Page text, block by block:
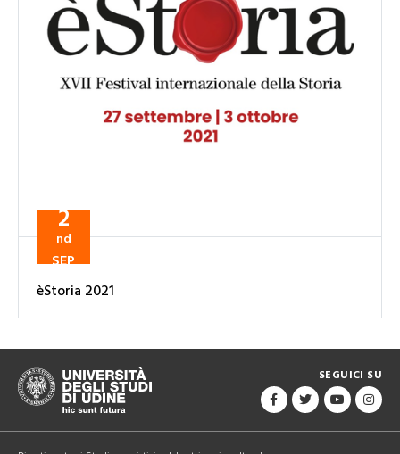
2
nd
SEP
èStoria 2021
SEGUICI SU